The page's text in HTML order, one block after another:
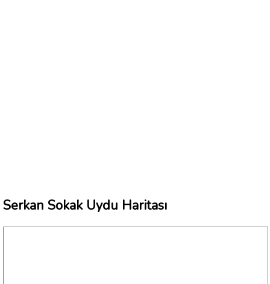
Serkan Sokak Uydu Haritası